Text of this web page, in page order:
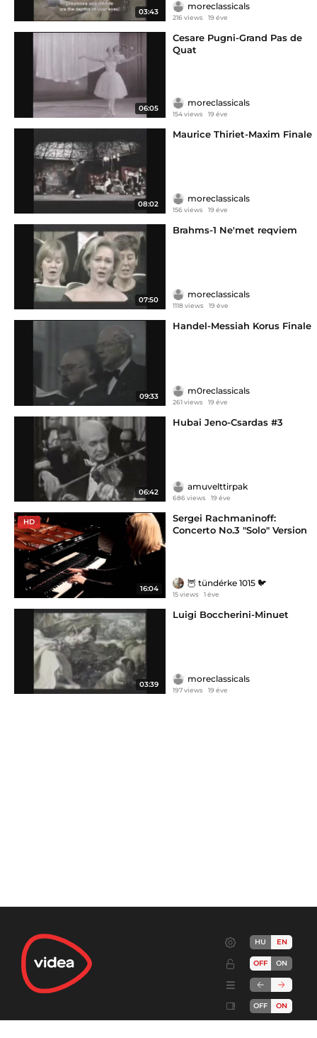
03:43
moreclassicals
216 views 19 éve
06:05
Cesare Pugni-Grand Pas de
Quat
moreclassicals
154 views 19 éve
08:02
Maurice Thiriet-Maxim Finale
moreclassicals
156 views 19 éve
07:50
Brahms-1 Ne'met reqviem
moreclassicals
1118 views 19 éve
09:33
Handel-Messiah Korus Finale
m0reclassicals
261 views 19 éve
06:42
Hubai Jeno-Csardas #3
amuvelttirpak
686 views 19 éve
HD
16:04
Sergei Rachmaninoff:
Concerto No.3 "Solo" Version
🦉 tündérke 1015 🐦
15 views 1 éve
03:39
Luigi Boccherini-Minuet
moreclassicals
197 views 19 éve
HU EN
OFF ON
OFF ON